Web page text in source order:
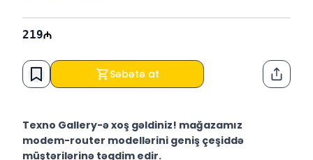
219
Səbətə at
Texno Gallery-ə xoş gəldiniz! mağazamız
modem-router modellərini geniş çeşiddə
müştərilərinə təqdim edir.